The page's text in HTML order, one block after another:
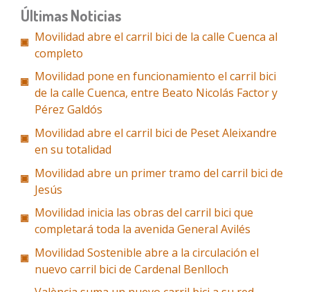
Últimas Noticias
Movilidad abre el carril bici de la calle Cuenca al
completo
Movilidad pone en funcionamiento el carril bici
de la calle Cuenca, entre Beato Nicolás Factor y
Pérez Galdós
Movilidad abre el carril bici de Peset Aleixandre
en su totalidad
Movilidad abre un primer tramo del carril bici de
Jesús
Movilidad inicia las obras del carril bici que
completará toda la avenida General Avilés
Movilidad Sostenible abre a la circulación el
nuevo carril bici de Cardenal Benlloch